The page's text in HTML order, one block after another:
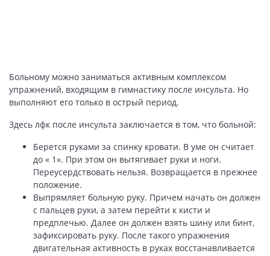
Больному можно заниматься активным комплексом
упражнений, входящим в гимнастику после инсульта. Но
выполняют его только в острый период.
Здесь лфк после инсульта заключается в том, что больной:
Берется руками за спинку кровати. В уме он считает
до « 1». При этом он вытягивает руки и ноги.
Переусердствовать нельзя. Возвращается в прежнее
положение.
Выпрямляет больную руку. Причем начать он должен
с пальцев руки, а затем перейти к кисти и
предплечью. Далее он должен взять шину или бинт,
зафиксировать руку. После такого упражнения
двигательная активность в руках восстанавливается